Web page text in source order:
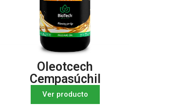
Oleotcech
Cempasúchil
Ver producto